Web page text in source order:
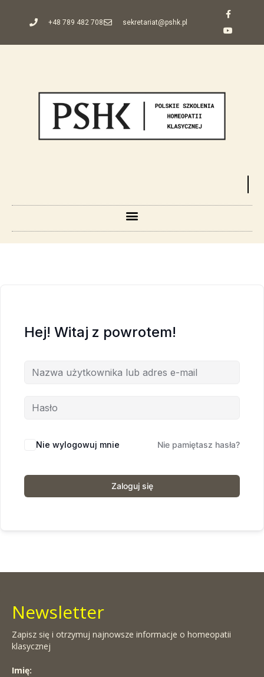
+48 789 482 708 sekretariat@pshk.pl
Hej! Witaj z powrotem!
Nie wylogowuj mnie Nie pamiętasz hasła?
Zaloguj się
Newsletter
Zapisz się i otrzymuj najnowsze informacje o homeopatii
klasycznej
Imię: